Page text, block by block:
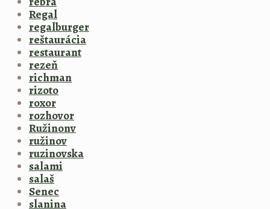
Regal
regalburger
reštaurácia
restaurant
rezeň
richman
rizoto
roxor
rozhovor
Ružinonv
ružinov
ruzinovska
salami
salaš
Senec
slanina